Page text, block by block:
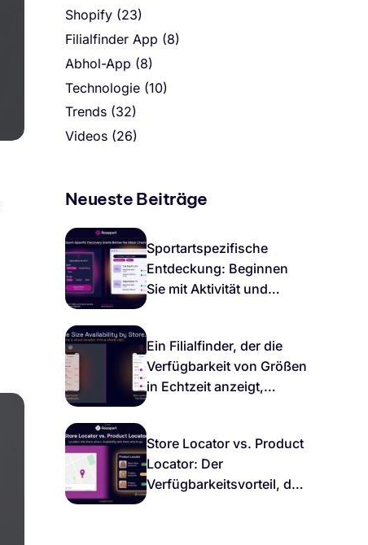
Shopify (23)
Filialfinder App (8)
Abhol-App (8)
Technologie (10)
Trends (32)
Videos (26)
Neueste Beiträge
Sportartspezifische
Entdeckung: Beginnen
Sie mit Aktivität und
Ein Filialfinder, der die
Verfügbarkeit von Größen
in Echtzeit anzeigt,
Store Locator vs. Product
Locator: Der
Verfügbarkeitsvorteil, der